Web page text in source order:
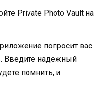
Private Photo Vault на
попросит вас
Введите надежный
помнить, и